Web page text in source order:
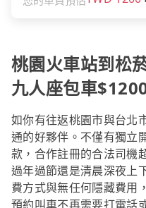
桃園火車站到松
九人座包車
如你有往返桃園市與台北
通的好夥伴。不僅有獨立
款，合作註冊的合法司機
過年過節還是清晨深夜上
費方式與無任何隱藏費用
預約叫車不再需要打電話